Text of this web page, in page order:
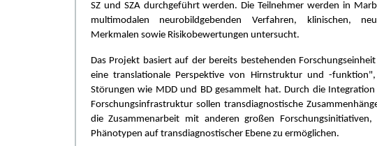
SZ und SZA durchgeführt werden. Die Teilnehmer werden in
multimodalen neurobildgebenden Verfahren, klinischen,
Merkmalen sowie Risikobewertungen untersucht.
Das Projekt basiert auf der bereits bestehenden
eine translationale Perspektive von Hirnstruktur und -
Störungen wie MDD und BD gesammelt hat. Durch die
Forschungsinfrastruktur sollen transdiagnostische
die Zusammenarbeit mit anderen großen
Phänotypen auf transdiagnostischer Ebene zu ermöglichen.